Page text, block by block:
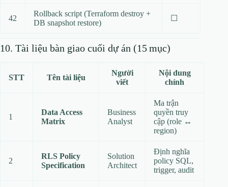
42
Rollback script (Terraform destroy +
DB snapshot restore)
☐
10. Tài liệu bàn giao cuối dự án (15 mục)
STT Tên tài liệu
Người
viết
Nội dung
chính
1
Data Access
Matrix
Business
Analyst
Ma trận
quyền truy
cập (role ↔
region)
2
RLS Policy
Specification
Solution
Architect
Định nghĩa
policy SQL,
trigger, audit